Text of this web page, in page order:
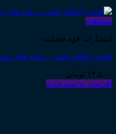
مشاهده
انتشارات قوه قضاییه
قانون احکام دائمی برنامه های توسعه
۱۴,۵۰۰ تومان
افزودن به سبد خرید